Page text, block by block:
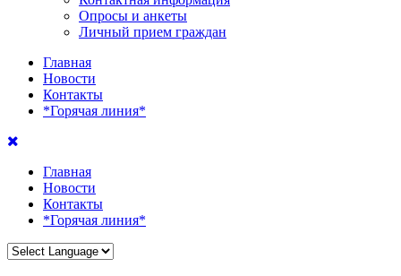
Опросы и анкеты
Личный прием граждан
Главная
Новости
Контакты
*Горячая линия*
Главная
Новости
Контакты
*Горячая линия*